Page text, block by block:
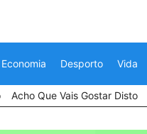
Economia Desporto Vida
Acho Que Vais Gostar Disto